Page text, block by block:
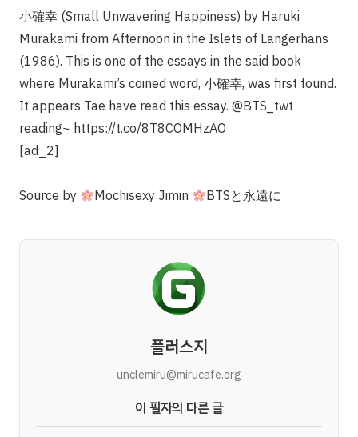
小確幸 (Small Unwavering Happiness) by Haruki
Murakami from Afternoon in the Islets of Langerhans
(1986). This is one of the essays in the said book
where Murakami’s coined word, 小確幸, was first found.
It appears Tae have read this essay. @BTS_twt
reading~ https://t.co/8T8COMHzAO
[ad_2]
Source by Mochisexy Jimin BTSと永遠に
플러스지
unclemiru@mirucafe.org
이 필자의 다른 글